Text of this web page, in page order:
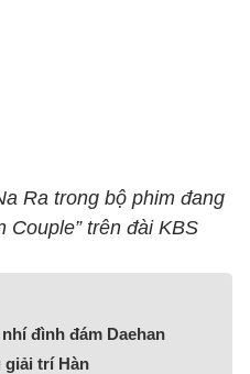
Ra trong bộ phim đang
Couple” trên đài KBS
đình đám Daehan
giải trí Hàn